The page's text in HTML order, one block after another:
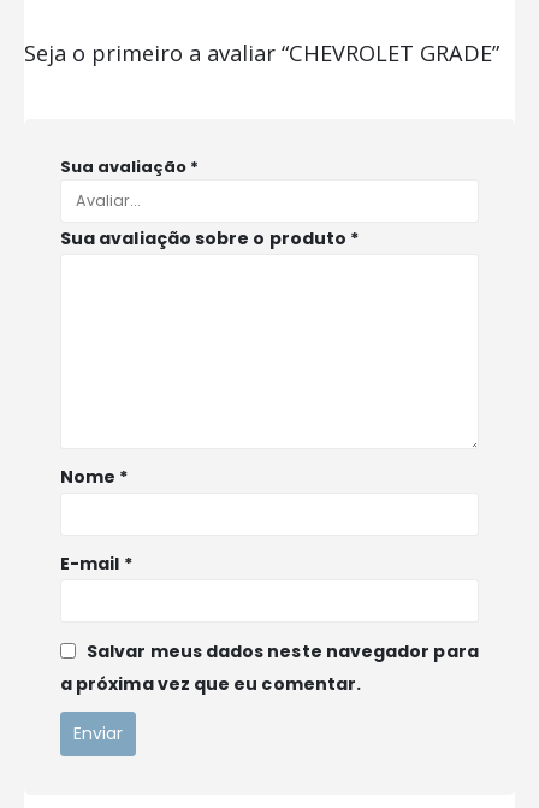
Seja o primeiro a avaliar “CHEVROLET GRADE”
Sua avaliação *
Sua avaliação sobre o produto *
Nome *
E-mail *
Salvar meus dados neste navegador para
a próxima vez que eu comentar.
Política de Privacidade
Política de Pagamento
Política de Frete